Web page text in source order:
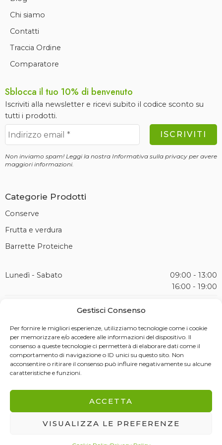
Gestisci Consenso
Per fornire le migliori esperienze, utilizziamo tecnologie come i cookie
per memorizzare e/o accedere alle informazioni del dispositivo. Il
consenso a queste tecnologie ci permetterà di elaborare dati come il
comportamento di navigazione o ID unici su questo sito. Non
acconsentire o ritirare il consenso può influire negativamente su alcune
caratteristiche e funzioni.
ACCETTA
VISUALIZZA LE PREFERENZE
Chi siamo
Contatti
Traccia Ordine
Comparatore
Sblocca il tuo 10% di benvenuto
Iscriviti alla newsletter e ricevi subito il codice sconto su
tutti i prodotti.
Non inviamo spam! Leggi la nostra Informativa sulla privacy per avere
maggiori informazioni.
Categorie Prodotti
Conserve
Frutta e verdura
Barrette Proteiche
Lunedì - Sabato
09:00 - 13:00
16:00 - 19:00
© Copyright 2026 – Soc. Agr. Malerba Castagne Montella s.r.l. Tutti i
diritti riservati. P.IVA: IT02945260640
Spedizioni e Consegna
Informativa sui Rimborsi
Privacy Policy